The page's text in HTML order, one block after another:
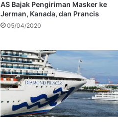
AS Bajak Pengiriman Masker ke
Jerman, Kanada, dan Prancis
05/04/2020